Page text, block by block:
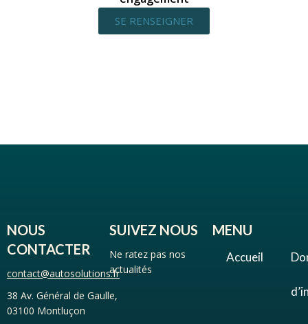
SE RENSEIGNER
NOUS
CONTACTER
contact@autosolutions.fr
38 Av. Général de Gaulle,
03100 Montluçon
SUIVEZ NOUS
Ne ratez pas nos
actualités
MENU
Accueil